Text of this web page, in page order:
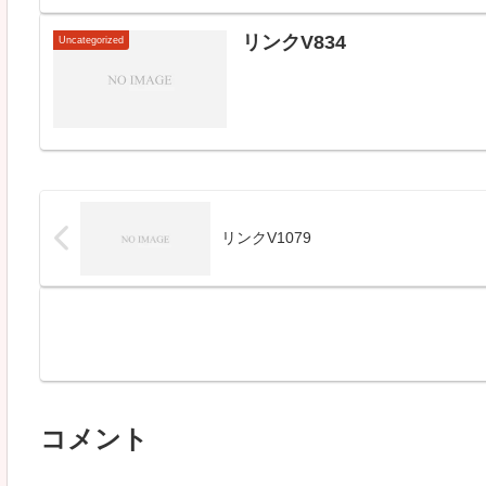
Uncategorized リンクV834
リンクV1079
コメント